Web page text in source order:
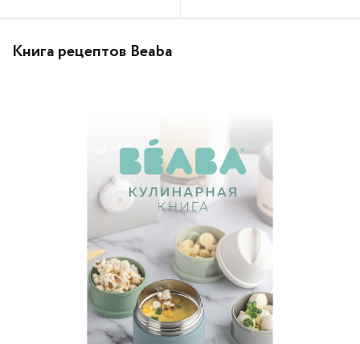
Книга рецептов Beaba